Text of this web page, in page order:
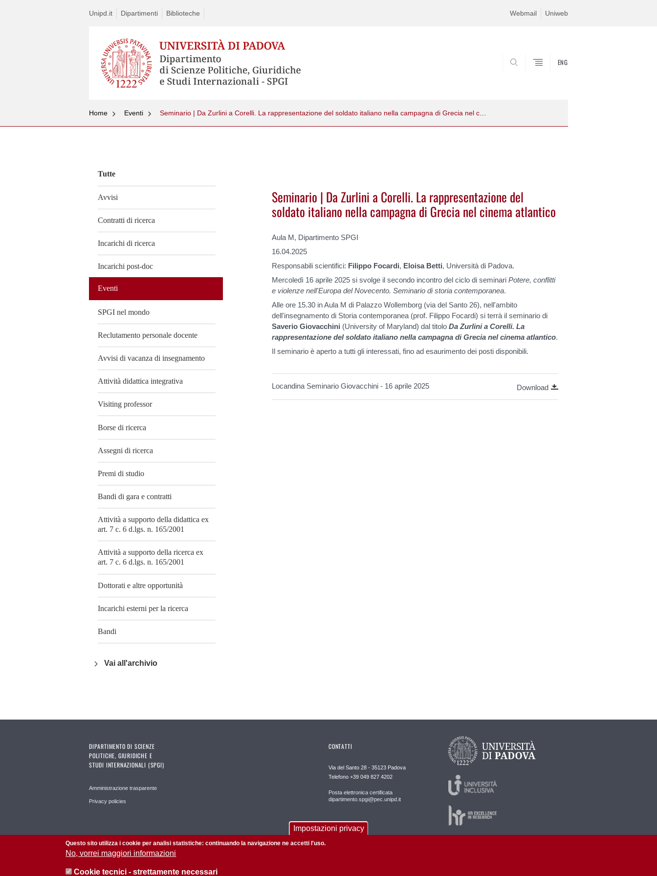
Unipd.it Dipartimenti Biblioteche Webmail Uniweb
ENG
Home Eventi Seminario | Da Zurlini a Corelli. La rappresentazione del soldato italiano nella campagna di Grecia nel cinema atlantico
Tutte
Avvisi
Contratti di ricerca
Incarichi di ricerca
Incarichi post-doc
Eventi
SPGI nel mondo
Reclutamento personale docente
Avvisi di vacanza di insegnamento
Attività didattica integrativa
Visiting professor
Borse di ricerca
Assegni di ricerca
Premi di studio
Bandi di gara e contratti
Attività a supporto della didattica ex
art. 7 c. 6 d.lgs. n. 165/2001
Attività a supporto della ricerca ex
art. 7 c. 6 d.lgs. n. 165/2001
Dottorati e altre opportunità
Incarichi esterni per la ricerca
Bandi
Vai all'archivio
Seminario | Da Zurlini a Corelli. La rappresentazione del
soldato italiano nella campagna di Grecia nel cinema atlantico
Aula M, Dipartimento SPGI
16.04.2025
Responsabili scientifici: Filippo Focardi, Eloisa Betti, Università di Padova.
Mercoledì 16 aprile 2025 si svolge il secondo incontro del ciclo di seminariPotere, conflitti
e violenze nell'Europa del Novecento. Seminario di storia contemporanea.
Alle ore 15.30 in Aula M di Palazzo Wollemborg (via del Santo 26), nell'ambito
dell'insegnamento di Storia contemporanea (prof. Filippo Focardi) si terrà il seminario di
Saverio Giovacchini (University of Maryland) dal titoloDa Zurlini a Corelli. La
rappresentazione del soldato italiano nella campagna di Grecia nel cinema atlantico.
Il seminario è aperto a tutti gli interessati, fino ad esaurimento dei posti disponibili.
Locandina Seminario Giovacchini - 16 aprile 2025 Download
DIPARTIMENTO DI SCIENZE
POLITICHE, GIURIDICHE E
STUDI INTERNAZIONALI (SPGI)
Amministrazione trasparente
Privacy policies
CONTATTI
Via del Santo 28 - 35123 Padova
Telefono +39 049 827 4202
Posta elettronica certificata
dipartimento.spgi@pec.unipd.it
Impostazioni privacy
Questo sito utilizza i cookie per analisi statistiche: continuando la navigazione ne accetti l'uso.
No, vorrei maggiori informazioni
Cookie tecnici - strettamente necessari